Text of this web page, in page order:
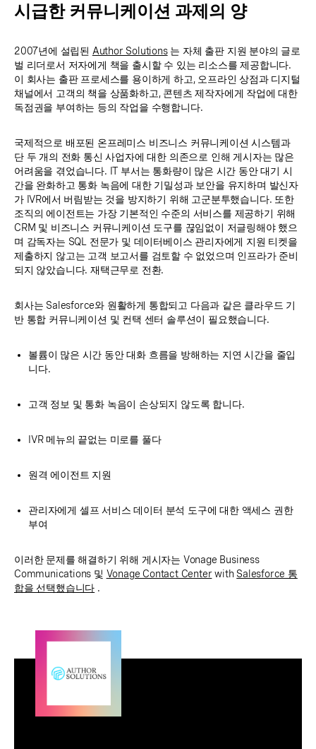
시급한 커뮤니케이션 과제의 양
2007년에 설립된 Author Solutions는 자체 출판 지원 분야의 글로
벌 리더로서 저자에게 책을 출시할 수 있는 리소스를 제공합니다.
이 회사는 출판 프로세스를 용이하게 하고, 오프라인 상점과 디지털
채널에서 고객의 책을 상품화하고, 콘텐츠 제작자에게 작업에 대한
독점권을 부여하는 등의 작업을 수행합니다.
국제적으로 배포된 온프레미스 비즈니스 커뮤니케이션 시스템과
단 두 개의 전화 통신 사업자에 대한 의존으로 인해 게시자는 많은
어려움을 겪었습니다. IT 부서는 통화량이 많은 시간 동안 대기 시
간을 완화하고 통화 녹음에 대한 기밀성과 보안을 유지하며 발신자
가 IVR에서 버림받는 것을 방지하기 위해 고군분투했습니다. 또한
조직의 에이전트는 가장 기본적인 수준의 서비스를 제공하기 위해
CRM 및 비즈니스 커뮤니케이션 도구를 끊임없이 저글링해야 했으
며 감독자는 SQL 전문가 및 데이터베이스 관리자에게 지원 티켓을
제출하지 않고는 고객 보고서를 검토할 수 없었으며 인프라가 준비
되지 않았습니다. 재택근무로 전환.
회사는 Salesforce와 원활하게 통합되고 다음과 같은 클라우드 기
반 통합 커뮤니케이션 및 컨택 센터 솔루션이 필요했습니다.
볼륨이 많은 시간 동안 대화 흐름을 방해하는 지연 시간을 줄입
니다.
고객 정보 및 통화 녹음이 손상되지 않도록 합니다.
IVR 메뉴의 끝없는 미로를 풀다
원격 에이전트 지원
관리자에게 셀프 서비스 데이터 분석 도구에 대한 액세스 권한
부여
이러한 문제를 해결하기 위해 게시자는 Vonage Business
Communications 및 Vonage Contact Centerwith Salesforce 통
합을 선택했습니다 .